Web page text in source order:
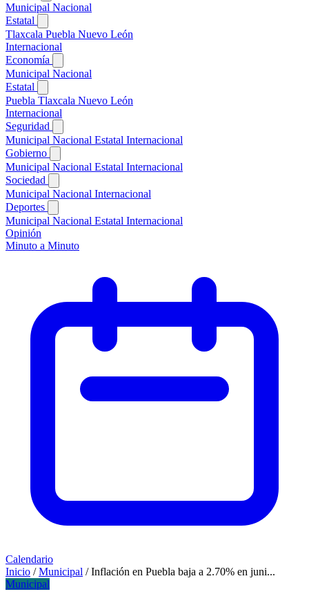
Municipal Nacional
Estatal
Tlaxcala Puebla Nuevo León
Internacional
Economía
Municipal Nacional
Estatal
Puebla Tlaxcala Nuevo León
Internacional
Seguridad
Municipal Nacional Estatal Internacional
Gobierno
Municipal Nacional Estatal Internacional
Sociedad
Municipal Nacional Internacional
Deportes
Municipal Nacional Estatal Internacional
Opinión
Minuto a Minuto
Calendario
Inicio / Municipal / Inflación en Puebla baja a 2.70% en juni...
Municipal